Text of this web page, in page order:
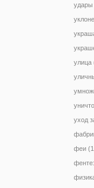
удары
улица
уход
феи